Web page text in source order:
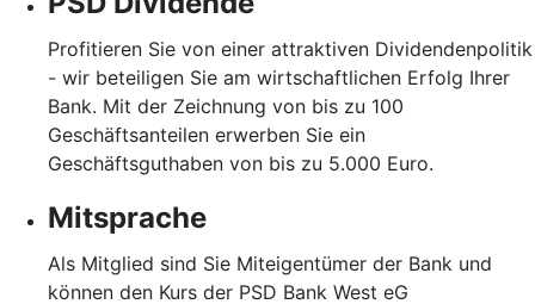
Profitieren Sie von einer attraktiven Dividendenpolitik
- wir beteiligen Sie am wirtschaftlichen Erfolg Ihrer
Bank. Mit der Zeichnung von bis zu 100
Geschäftsanteilen erwerben Sie ein
Geschäftsguthaben von bis zu 5.000 Euro.
Mitsprache
Als Mitglied sind Sie Miteigentümer der Bank und
können den Kurs der PSD Bank West eG